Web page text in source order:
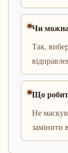
Чи можна
Так,
Що
Не
замінити